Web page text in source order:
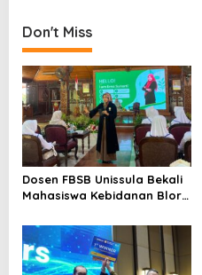
Don't Miss
Dosen FBSB Unissula Bekali
Mahasiswa Kebidanan Blora
Public Speaking